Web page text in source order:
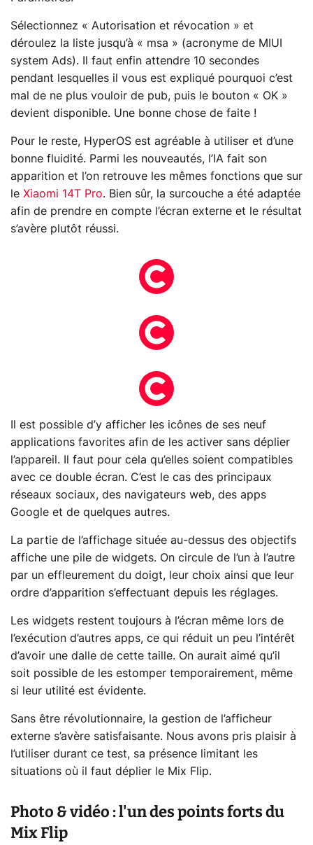
Sélectionnez « Autorisation et révocation » et
déroulez la liste jusqu’à « msa » (acronyme de MIUI
system Ads). Il faut enfin attendre 10 secondes
pendant lesquelles il vous est expliqué pourquoi c’est
mal de ne plus vouloir de pub, puis le bouton « OK »
devient disponible. Une bonne chose de faite !
Pour le reste, HyperOS est agréable à utiliser et d’une
bonne fluidité. Parmi les nouveautés, l’IA fait son
apparition et l’on retrouve les mêmes fonctions que sur
le Xiaomi 14T Pro. Bien sûr, la surcouche a été adaptée
afin de prendre en compte l’écran externe et le résultat
s’avère plutôt réussi.
Il est possible d’y afficher les icônes de ses neuf
applications favorites afin de les activer sans déplier
l’appareil. Il faut pour cela qu’elles soient compatibles
avec ce double écran. C’est le cas des principaux
réseaux sociaux, des navigateurs web, des apps
Google et de quelques autres.
La partie de l’affichage située au-dessus des objectifs
affiche une pile de widgets. On circule de l’un à l’autre
par un effleurement du doigt, leur choix ainsi que leur
ordre d’apparition s’effectuant depuis les réglages.
Les widgets restent toujours à l’écran même lors de
l’exécution d’autres apps, ce qui réduit un peu l’intérêt
d’avoir une dalle de cette taille. On aurait aimé qu’il
soit possible de les estomper temporairement, même
si leur utilité est évidente.
Sans être révolutionnaire, la gestion de l’afficheur
externe s’avère satisfaisante. Nous avons pris plaisir à
l’utiliser durant ce test, sa présence limitant les
situations où il faut déplier le Mix Flip.
Photo & vidéo : l'un des points forts du
Mix Flip